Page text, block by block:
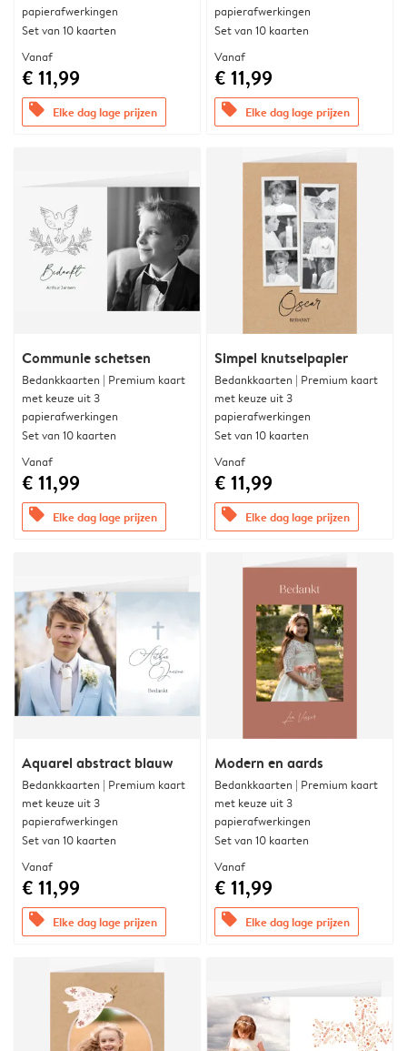
papierafwerkingen
Set van 10 kaarten
Vanaf
€ 11,99
offers Elke dag lage prijzen
papierafwerkingen
Set van 10 kaarten
Vanaf
€ 11,99
offers Elke dag lage prijzen
Communie schetsen
Bedankkaarten | Premium kaart
met keuze uit 3
papierafwerkingen
Set van 10 kaarten
Vanaf
€ 11,99
offers Elke dag lage prijzen
Simpel knutselpapier
Bedankkaarten | Premium kaart
met keuze uit 3
papierafwerkingen
Set van 10 kaarten
Vanaf
€ 11,99
offers Elke dag lage prijzen
Aquarel abstract blauw
Bedankkaarten | Premium kaart
met keuze uit 3
papierafwerkingen
Set van 10 kaarten
Vanaf
€ 11,99
offers Elke dag lage prijzen
Modern en aards
Bedankkaarten | Premium kaart
met keuze uit 3
papierafwerkingen
Set van 10 kaarten
Vanaf
€ 11,99
offers Elke dag lage prijzen